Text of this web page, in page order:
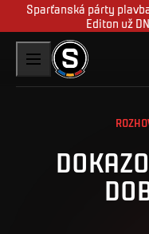
Sparťanská párty
Editon už